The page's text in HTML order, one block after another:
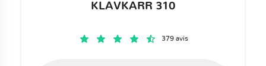
KLAVKARR 310
379 avis